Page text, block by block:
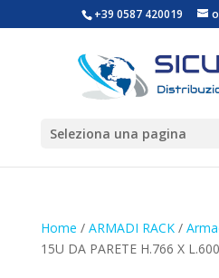
+39 0587 420019
Seleziona una pagina
Home / ARMADI RACK/
15U DA PARETE H.766 X